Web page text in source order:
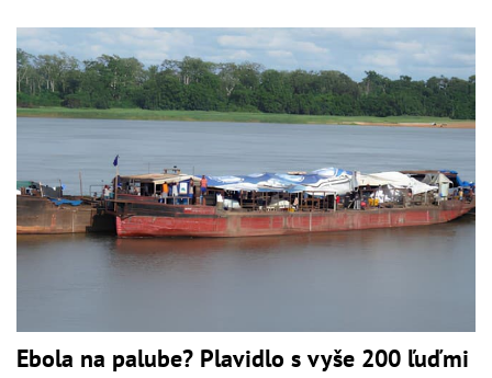
Ebola na palube? Plavidlo s vyše 200 ľuďmi